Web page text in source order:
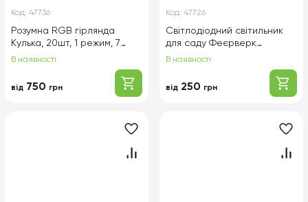
Код: 47736
Розумна RGB гірлянда
Кулька, 20шт, 1 режим, 7
метрів, чорна ізоляція, BOX
В наявності
від 750 грн
Код: 47726
Світлодіодний світильник
для саду Феєрверк
60LED+Solar, 2шт в упаковці,
В наявності
від 250 грн